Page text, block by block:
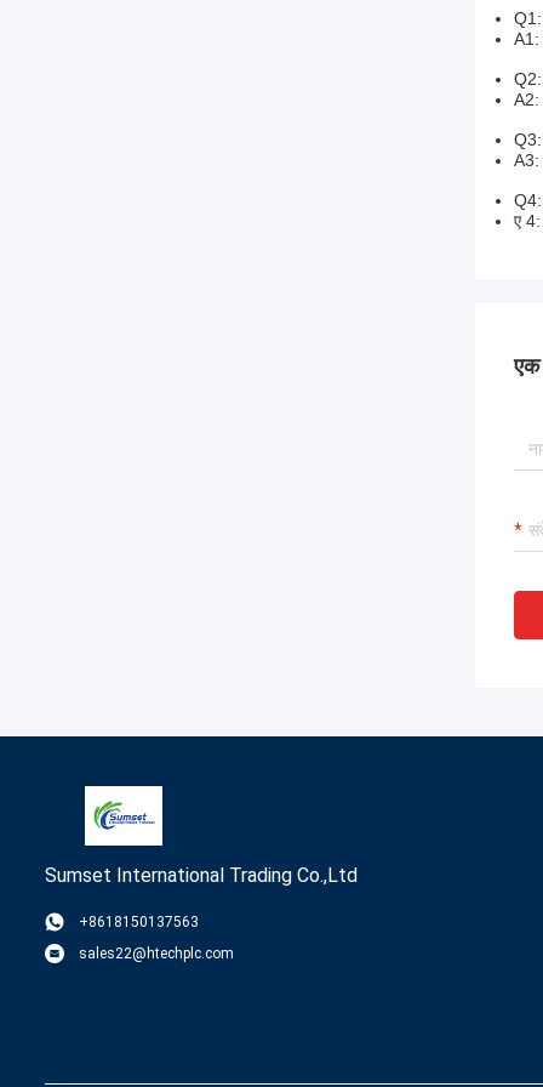
Q2:
A2:
A3:
ए 4:
एक
Sumset International Trading Co.,Ltd
+8618150137563
sales22@htechplc.com